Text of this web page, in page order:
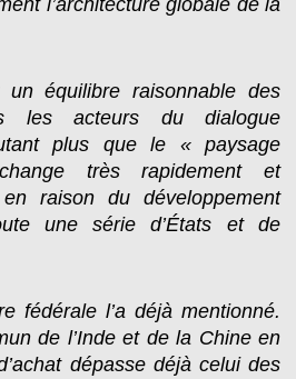
l’architecture globale de la
équilibre raisonnable des
les acteurs du dialogue
plus que le « paysage
très rapidement et
en raison du développement
une série d’États et de
fédérale l’a déjà mentionné.
de l’Inde et de la Chine en
dépasse déjà celui des